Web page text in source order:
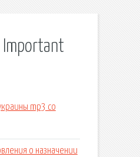
mp3 со
о назначении